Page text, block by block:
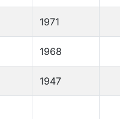
1971
1968
1947